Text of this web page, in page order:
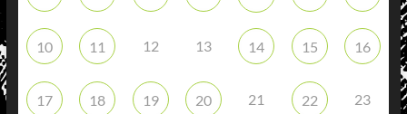
10 11 12 13 14 15 16
17 18 19 20 21 22 23